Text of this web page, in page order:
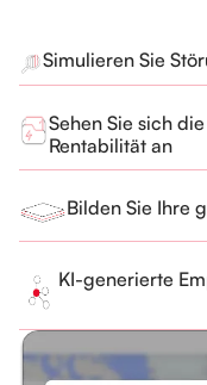
Simulieren Sie
Sehen Sie sich
Rentabilität an
Bilden Sie Ihre
KI-generierte